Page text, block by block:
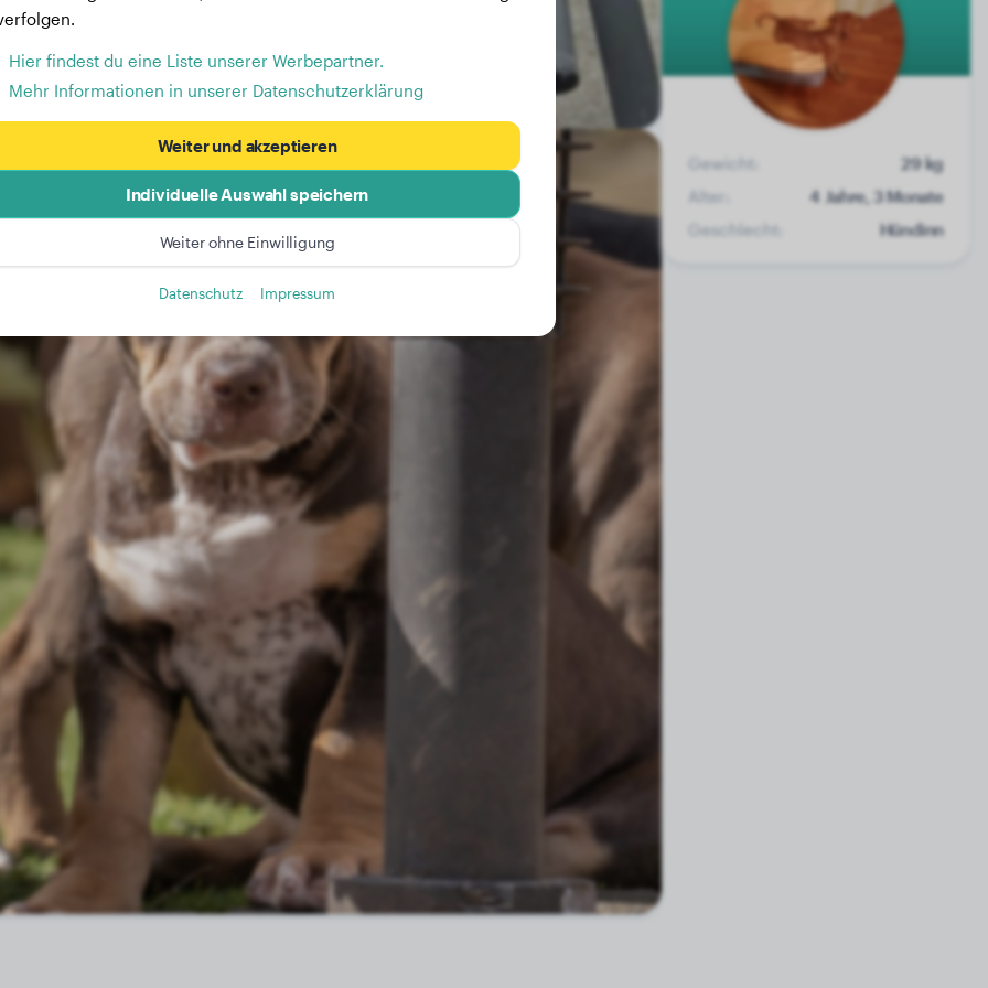
Gewicht:
29 kg
Alter:
4 Jahre, 3 Monate
Geschlecht:
Hündinn
Hier findest du eine Liste unserer Werbepartner.
Mehr Informationen in unserer Datenschutzerklärung
Weiter und akzeptieren
Individuelle Auswahl speichern
Weiter ohne Einwilligung
Datenschutz Impressum